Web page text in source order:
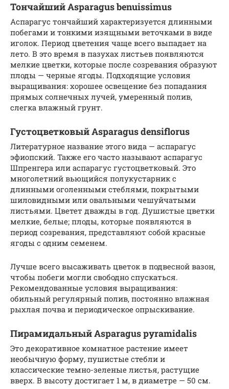
Тончайший Asparagus benuissimus
Аспарагус тончайший характеризуется длинными
побегами и тонкими изящными веточками в виде
иголок. Период цветения чаще всего выпадает на
лето. В это время в пазухах листьев появляются
мелкие цветки, которые после созревания образуют
плоды — черные ягоды. Подходящие условия
выращивания: хорошее освещение без попадания
прямых солнечных лучей, умеренный полив,
слегка влажный грунт.
Густоцветковый Asparagus densiflorus
Литературное название этого вида — аспарагус
эфиопский. Также его часто называют аспарагус
Шпренгера или аспарагус густоцветковый. Это
многолетний вьющийся полукустарник с
длинными оголенными стеблями, покрытыми
шиловидными или овальными чешуйчатыми
листьями. Цветет дважды в год. Душистые цветки
мелкие, белые; плоды, которые появляются в
период созревания, представляют собой красные
ягоды с одним семенем.
Лучше всего высаживать цветок в подвесной вазон,
чтобы побеги могли свободно спускаться.
Рекомендованные условия выращивания:
обильный регулярный полив, постоянно влажная
рыхлая почва и периодическое опрыскивание.
Пирамидальный Asparagus pyramidalis
Это декоративное комнатное растение имеет
необычную форму, пушистые стебли и
классические темно-зеленые листья, растущие
вверх. В высоту достигает 1 м, в диаметре — 50 см.